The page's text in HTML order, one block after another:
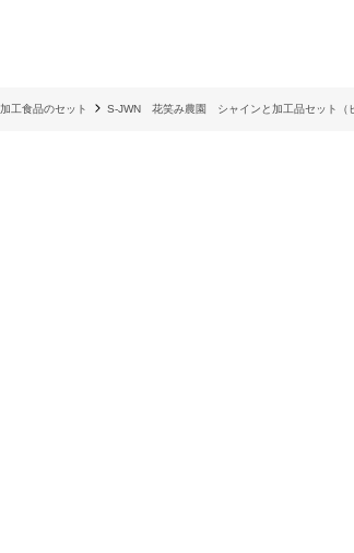
加工食品のセット S-JWN 花笑み農園 シャインと加工品セット（